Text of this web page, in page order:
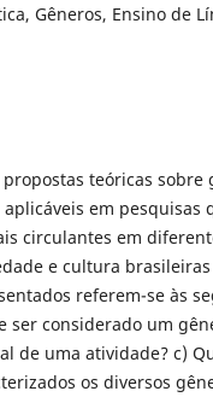
Gêneros, Ensino de
teóricas sobre
em pesquisas
circulantes em
e cultura
referem-se às
ser considerado um
de uma atividade? c)
os diversos